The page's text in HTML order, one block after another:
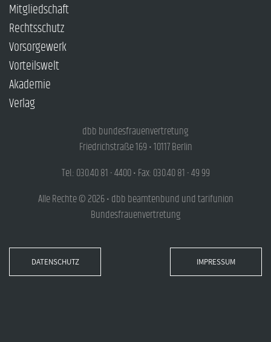
Mitgliedschaft
Rechtsschutz
Vorsorgewerk
Vorteilswelt
Akademie
Verlag
dbb bundesfrauenvertretung
Friedrichstraße 169 • 10117 Berlin
Tel.: 030.40 81 - 4400 • Fax: 030.40 81 - 49 99
Alle Rechte © 2026 • dbb beamtenbund und tarifunion
Bundesfrauenvertretung
DATENSCHUTZ IMPRESSUM